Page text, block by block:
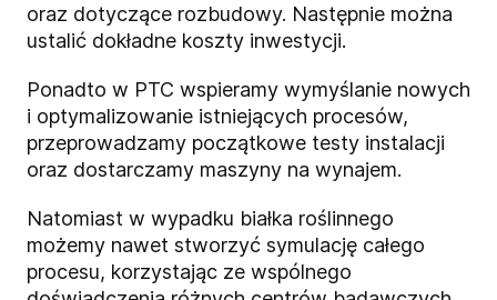
oraz dotyczące rozbudowy. Następnie można
ustalić dokładne koszty inwestycji.
Ponadto w PTC wspieramy wymyślanie nowych
i optymalizowanie istniejących procesów,
przeprowadzamy początkowe testy instalacji
oraz dostarczamy maszyny na wynajem.
Natomiast w wypadku białka roślinnego
możemy nawet stworzyć symulację całego
procesu, korzystając ze wspólnego